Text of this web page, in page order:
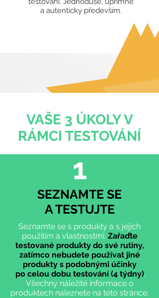
a autenticky především.
VAŠE 3 ÚKOLY V
RÁMCI TESTOVÁNÍ
1
SEZNAMTE SE
A TESTUJTE
Seznamte se s produkty a s jejich
použitím a vlastnostmi. Zařaďte
testované produkty do své rutiny,
zatímco nebudete používat jiné
produkty s podobnými účinky
po celou dobu testování (4 týdny).
Všechny náležité informace o
produktech naleznete na této stránce.